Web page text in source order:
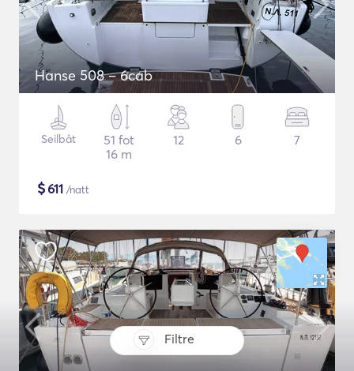
Filtre
Hanse 508 – 6cab
Seilbåt
51 fot
16 m
12 6 7
$611 /natt